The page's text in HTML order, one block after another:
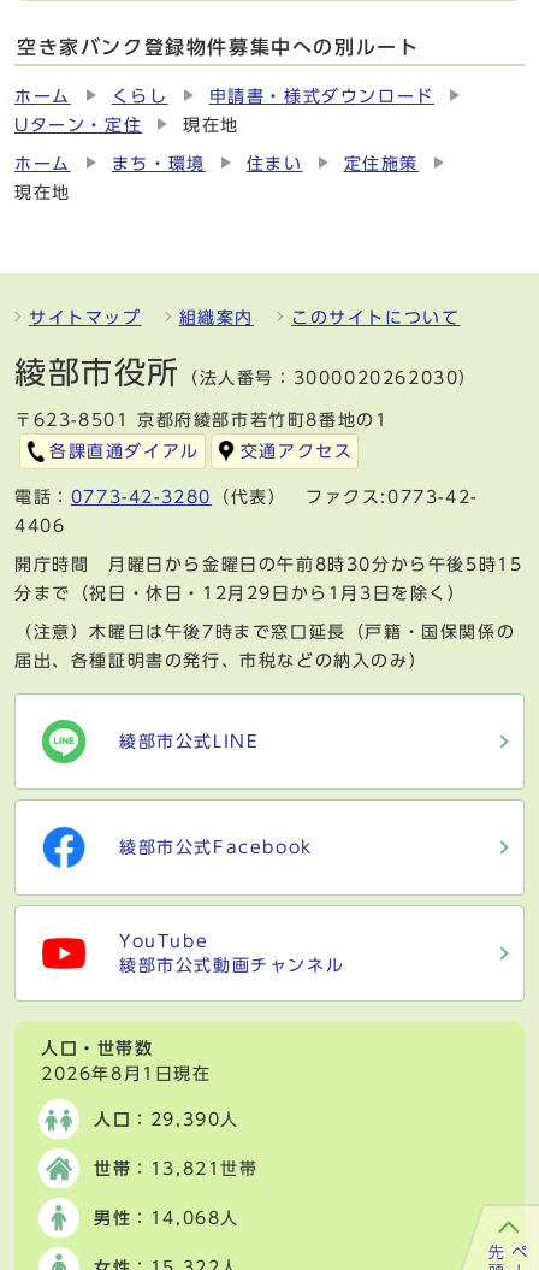
空き家バンク登録物件募集中への別ルート
ホーム くらし
申請書・様式ダウンロード
Uターン・定住
現在地
ホーム まち・環境 住まい
定住施策
現在地
サイトマップ 組織案内 このサイトについて
綾部市役所 （法人番号：3000020262030）
〒623-8501 京都府綾部市若竹町8番地の1
各課直通ダイアル
交通アクセス
電話： 0773-42-3280
（代表） ファクス:0773-42-
4406
開庁時間 月曜日から金曜日の午前8時30分から午後5時15
分まで（祝日・休日・12月29日から1月3日を除く）
（注意）木曜日は午後7時まで窓口延長（戸籍・国保関係の
届出、各種証明書の発行、市税などの納入のみ）
綾部市公式LINE
綾部市公式Facebook
YouTube
綾部市公式動画チャンネル
人口・世帯数
2026年8月1日現在
人口 ：29,390人
世帯 ：13,821世帯
男性 ：14,068人